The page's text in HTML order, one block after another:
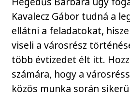
Kavalecz Gábor tudná a
ellátni a feladatokat,
viseli a városrész
több évtizedet élt itt.
számára, hogy a
közös munka során